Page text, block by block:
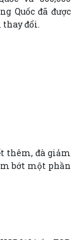
Quốc đã được
đổi.
thêm, đà giảm
bớt một phần